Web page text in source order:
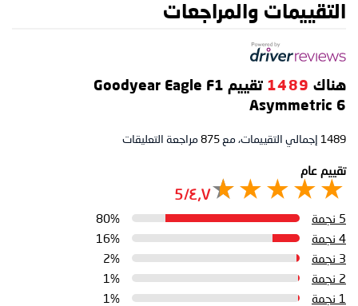
التقييمات والمراجعات
هناك 1489
تقييم Goodyear Eagle F1
Asymmetric 6
1489 إجمالي التقييمات، مع 875 مراجعة التعليقات
تقييم عام
٤٫٧/5
5 نجمة
80%
4 نجمة
16%
3 نجمة
2%
2 نجمة
1%
1 نجمة
1%